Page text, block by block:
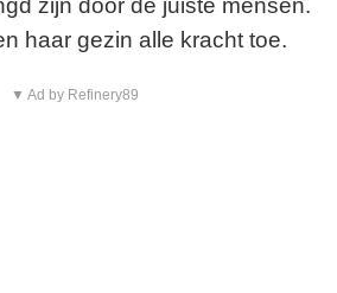
haar gezin alle kracht toe.
▼ Ad by Refinery89